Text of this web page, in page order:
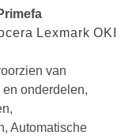
Lexmark OKI
van
onderdelen,
Automatische